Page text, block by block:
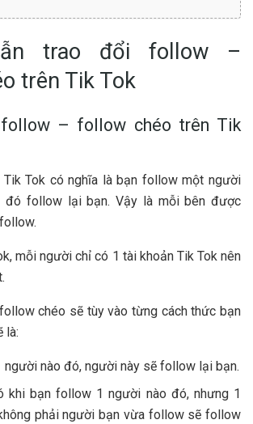
trao đổi follow –
trên Tik Tok
– follow chéo trên Tik
Tik Tok có nghĩa là bạn follow một người
đó follow lại bạn. Vậy là mỗi bên được
mỗi người chỉ có 1 tài khoản Tik Tok nên
chéo sẽ tùy vào từng cách thức bạn
là:
người nào đó, người này sẽ follow lại bạn.
khi bạn follow 1 người nào đó, nhưng 1
phải người bạn vừa follow sẽ follow